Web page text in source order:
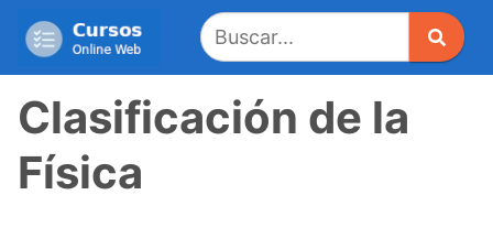
Clasificación de la
Física